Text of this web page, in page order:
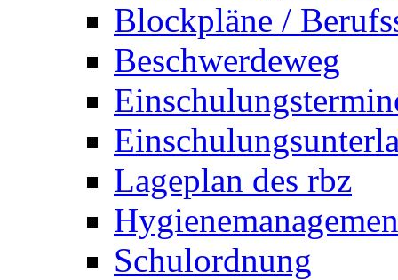
Blockpläne /
Beschwerdeweg
Lageplan des rbz
Schulordnung